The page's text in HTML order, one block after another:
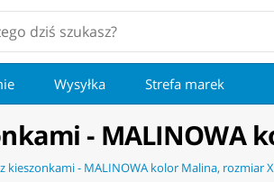
Wysyłka Strefa marek
- MALINOWA
kieszonkami - MALINOWA kolor Malina, rozmiar